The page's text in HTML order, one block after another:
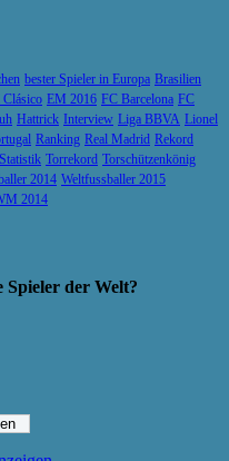
bester Spieler in Europa Brasilien
Clásico EM 2016 FC Barcelona FC
Hattrick Interview Liga BBVA Lionel
Ranking Real Madrid Rekord
Torrekord Torschützenkönig
2014 Weltfussballer 2015
2014
Spieler der Welt?